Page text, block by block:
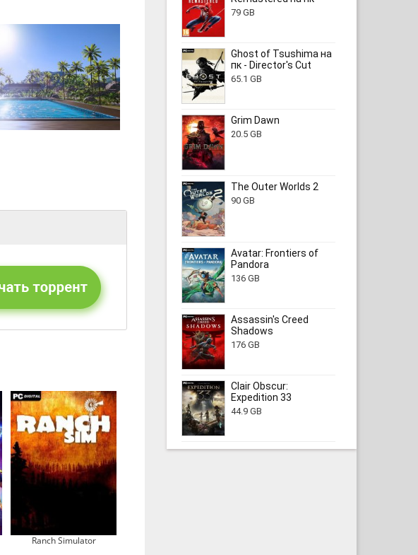
Ranch Simulator
79 GB
Ghost of Tsushima на
пк - Director's Cut
65.1 GB
Grim Dawn
20.5 GB
The Outer Worlds 2
90 GB
Avatar: Frontiers of
Pandora
136 GB
Assassin's Creed
Shadows
176 GB
Clair Obscur:
Expedition 33
44.9 GB